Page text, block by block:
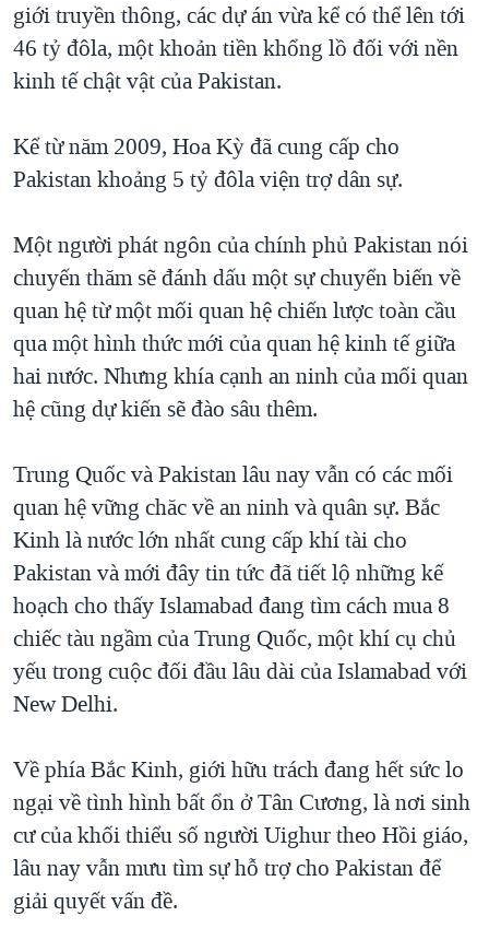
giới truyền thông, các dự án vừa kể có thể lên tới
46 tỷ đôla, một khoản tiền khổng lồ đối với nền
kinh tế chật vật của Pakistan.
Kể từ năm 2009, Hoa Kỳ đã cung cấp cho
Pakistan khoảng 5 tỷ đôla viện trợ dân sự.
Một người phát ngôn của chính phủ Pakistan nói
chuyến thăm sẽ đánh dấu một sự chuyển biến về
quan hệ từ một mối quan hệ chiến lược toàn cầu
qua một hình thức mới của quan hệ kinh tế giữa
hai nước. Nhưng khía cạnh an ninh của mối quan
hệ cũng dự kiến sẽ đào sâu thêm.
Trung Quốc và Pakistan lâu nay vẫn có các mối
quan hệ vững chăc về an ninh và quân sự. Bắc
Kinh là nước lớn nhất cung cấp khí tài cho
Pakistan và mới đây tin tức đã tiết lộ những kế
hoạch cho thấy Islamabad đang tìm cách mua 8
chiếc tàu ngầm của Trung Quốc, một khí cụ chủ
yếu trong cuộc đối đầu lâu dài của Islamabad với
New Delhi.
Về phía Bắc Kinh, giới hữu trách đang hết sức lo
ngại về tình hình bất ổn ở Tân Cương, là nơi sinh
cư của khối thiểu số người Uighur theo Hồi giáo,
lâu nay vẫn mưu tìm sự hỗ trợ cho Pakistan để
giải quyết vấn đề.